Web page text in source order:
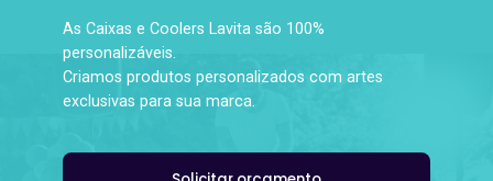
As Caixas e Coolers Lavita são 100%
personalizáveis.
Criamos produtos personalizados com artes
exclusivas para sua marca.